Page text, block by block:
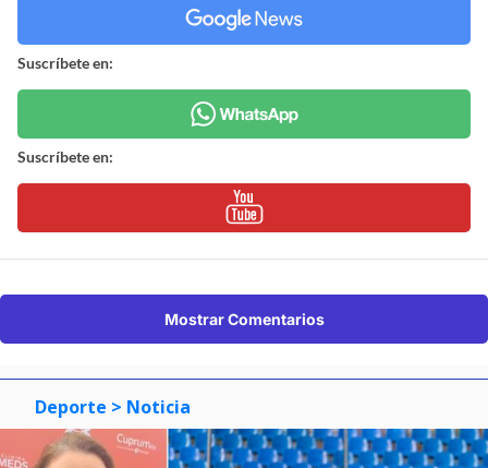
Suscríbete en:
Suscríbete en:
Mostrar Comentarios
Deporte > Noticia